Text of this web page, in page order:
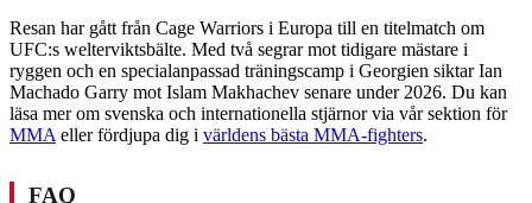
Resan har gått från Cage Warriors i Europa till en titelmatch om
UFC:s welterviktsbälte. Med två segrar mot tidigare mästare i
ryggen och en specialanpassad träningscamp i Georgien siktar Ian
Machado Garry mot Islam Makhachev senare under 2026. Du kan
läsa mer om svenska och internationella stjärnor via vår sektion för
MMA eller fördjupa dig i världens bästa MMA-fighters.
FAQ